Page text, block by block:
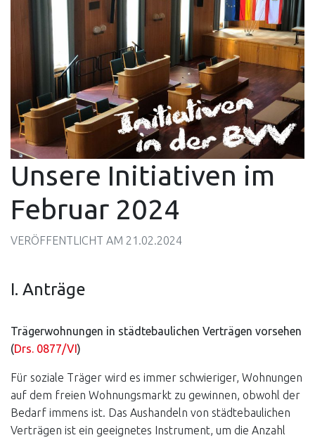
Unsere Initiativen im
Februar 2024
VERÖFFENTLICHT AM 21.02.2024
I. Anträge
Trägerwohnungen in städtebaulichen Verträgen vorsehen
(Drs. 0877/VI)
Für soziale Träger wird es immer schwieriger, Wohnungen
auf dem freien Wohnungsmarkt zu gewinnen, obwohl der
Bedarf immens ist. Das Aushandeln von städtebaulichen
Verträgen ist ein geeignetes Instrument, um die Anzahl